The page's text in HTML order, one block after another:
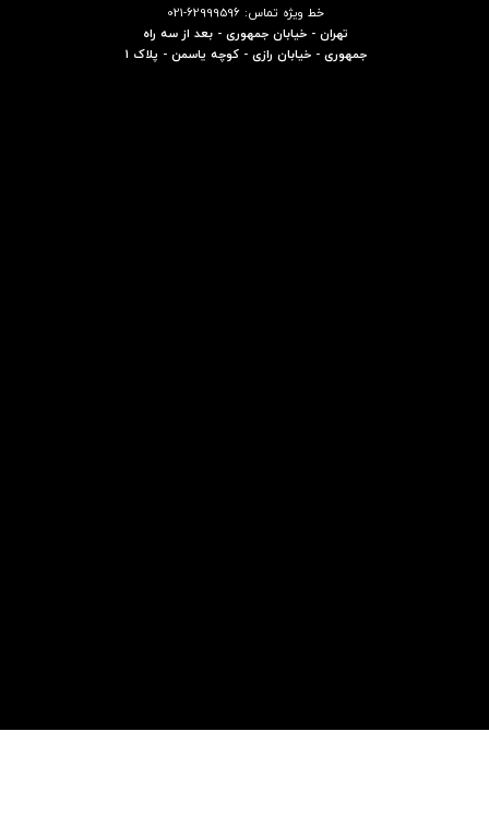
خط ویژه تماس: 62999596-021
تهران - خیابان جمهوری - بعد از سه راه
جمهوری - خیابان رازی - کوچه یاسمن - پلاک 1